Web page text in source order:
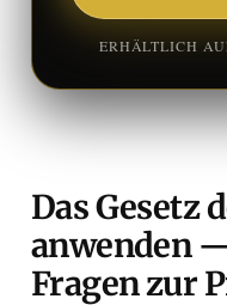
ERHÄLTLICH
Das Gesetz
anwenden
Fragen zur